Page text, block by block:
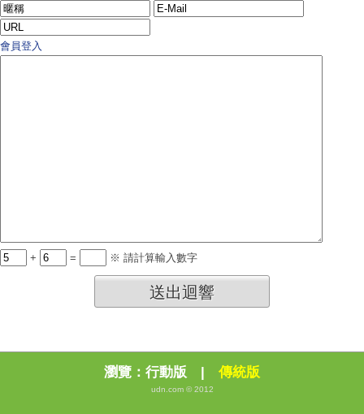
會員登入
+ = ※ 請計算輸入數字
送出迴響
瀏覽： 行動版 | 傳統版
udn.com © 2012